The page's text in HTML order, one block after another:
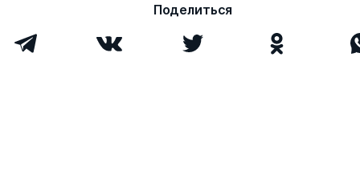
Поделиться